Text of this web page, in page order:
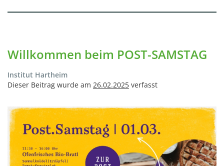
Willkommen beim POST-SAMSTAG
Institut Hartheim
Dieser Beitrag wurde am 26.02.2025 verfasst